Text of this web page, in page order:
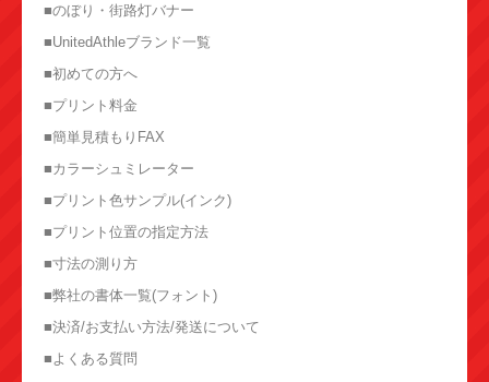
■のぼり・街路灯バナー
■UnitedAthleブランド一覧
■初めての方へ
■プリント料金
■簡単見積もりFAX
■カラーシュミレーター
■プリント色サンプル(インク)
■プリント位置の指定方法
■寸法の測り方
■弊社の書体一覧(フォント)
■決済/お支払い方法/発送について
■よくある質問